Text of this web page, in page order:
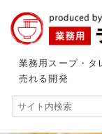
業務用スープ・タ
売れる開発